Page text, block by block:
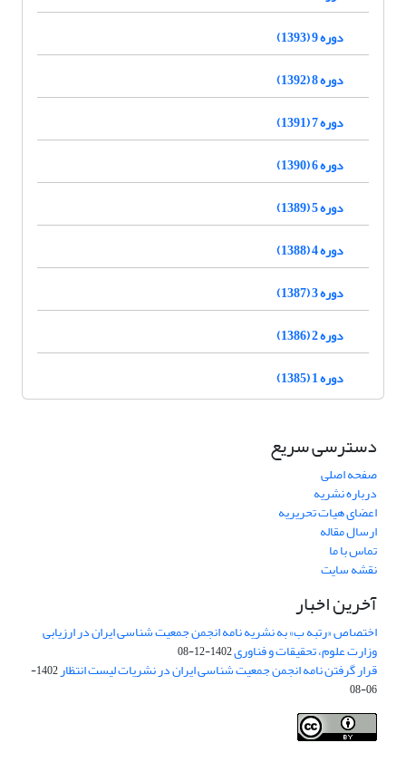
دوره 9 (1393)
دوره 8 (1392)
دوره 7 (1391)
دوره 6 (1390)
دوره 5 (1389)
دوره 4 (1388)
دوره 3 (1387)
دوره 2 (1386)
دوره 1 (1385)
دسترسی سریع
صفحه اصلی
درباره نشریه
اعضای هیات تحریریه
ارسال مقاله
تماس با ما
نقشه سایت
آخرین اخبار
اختصاص «رتبه ب» به نشریه نامه انجمن جمعیت شناسی ایران در ارزیابی
وزارت علوم، تحقیقات و فناوری1402-12-08
قرار گرفتن نامه انجمن جمعیت شناسی ایران در نشریات لیست انتظار
1402-
06-08